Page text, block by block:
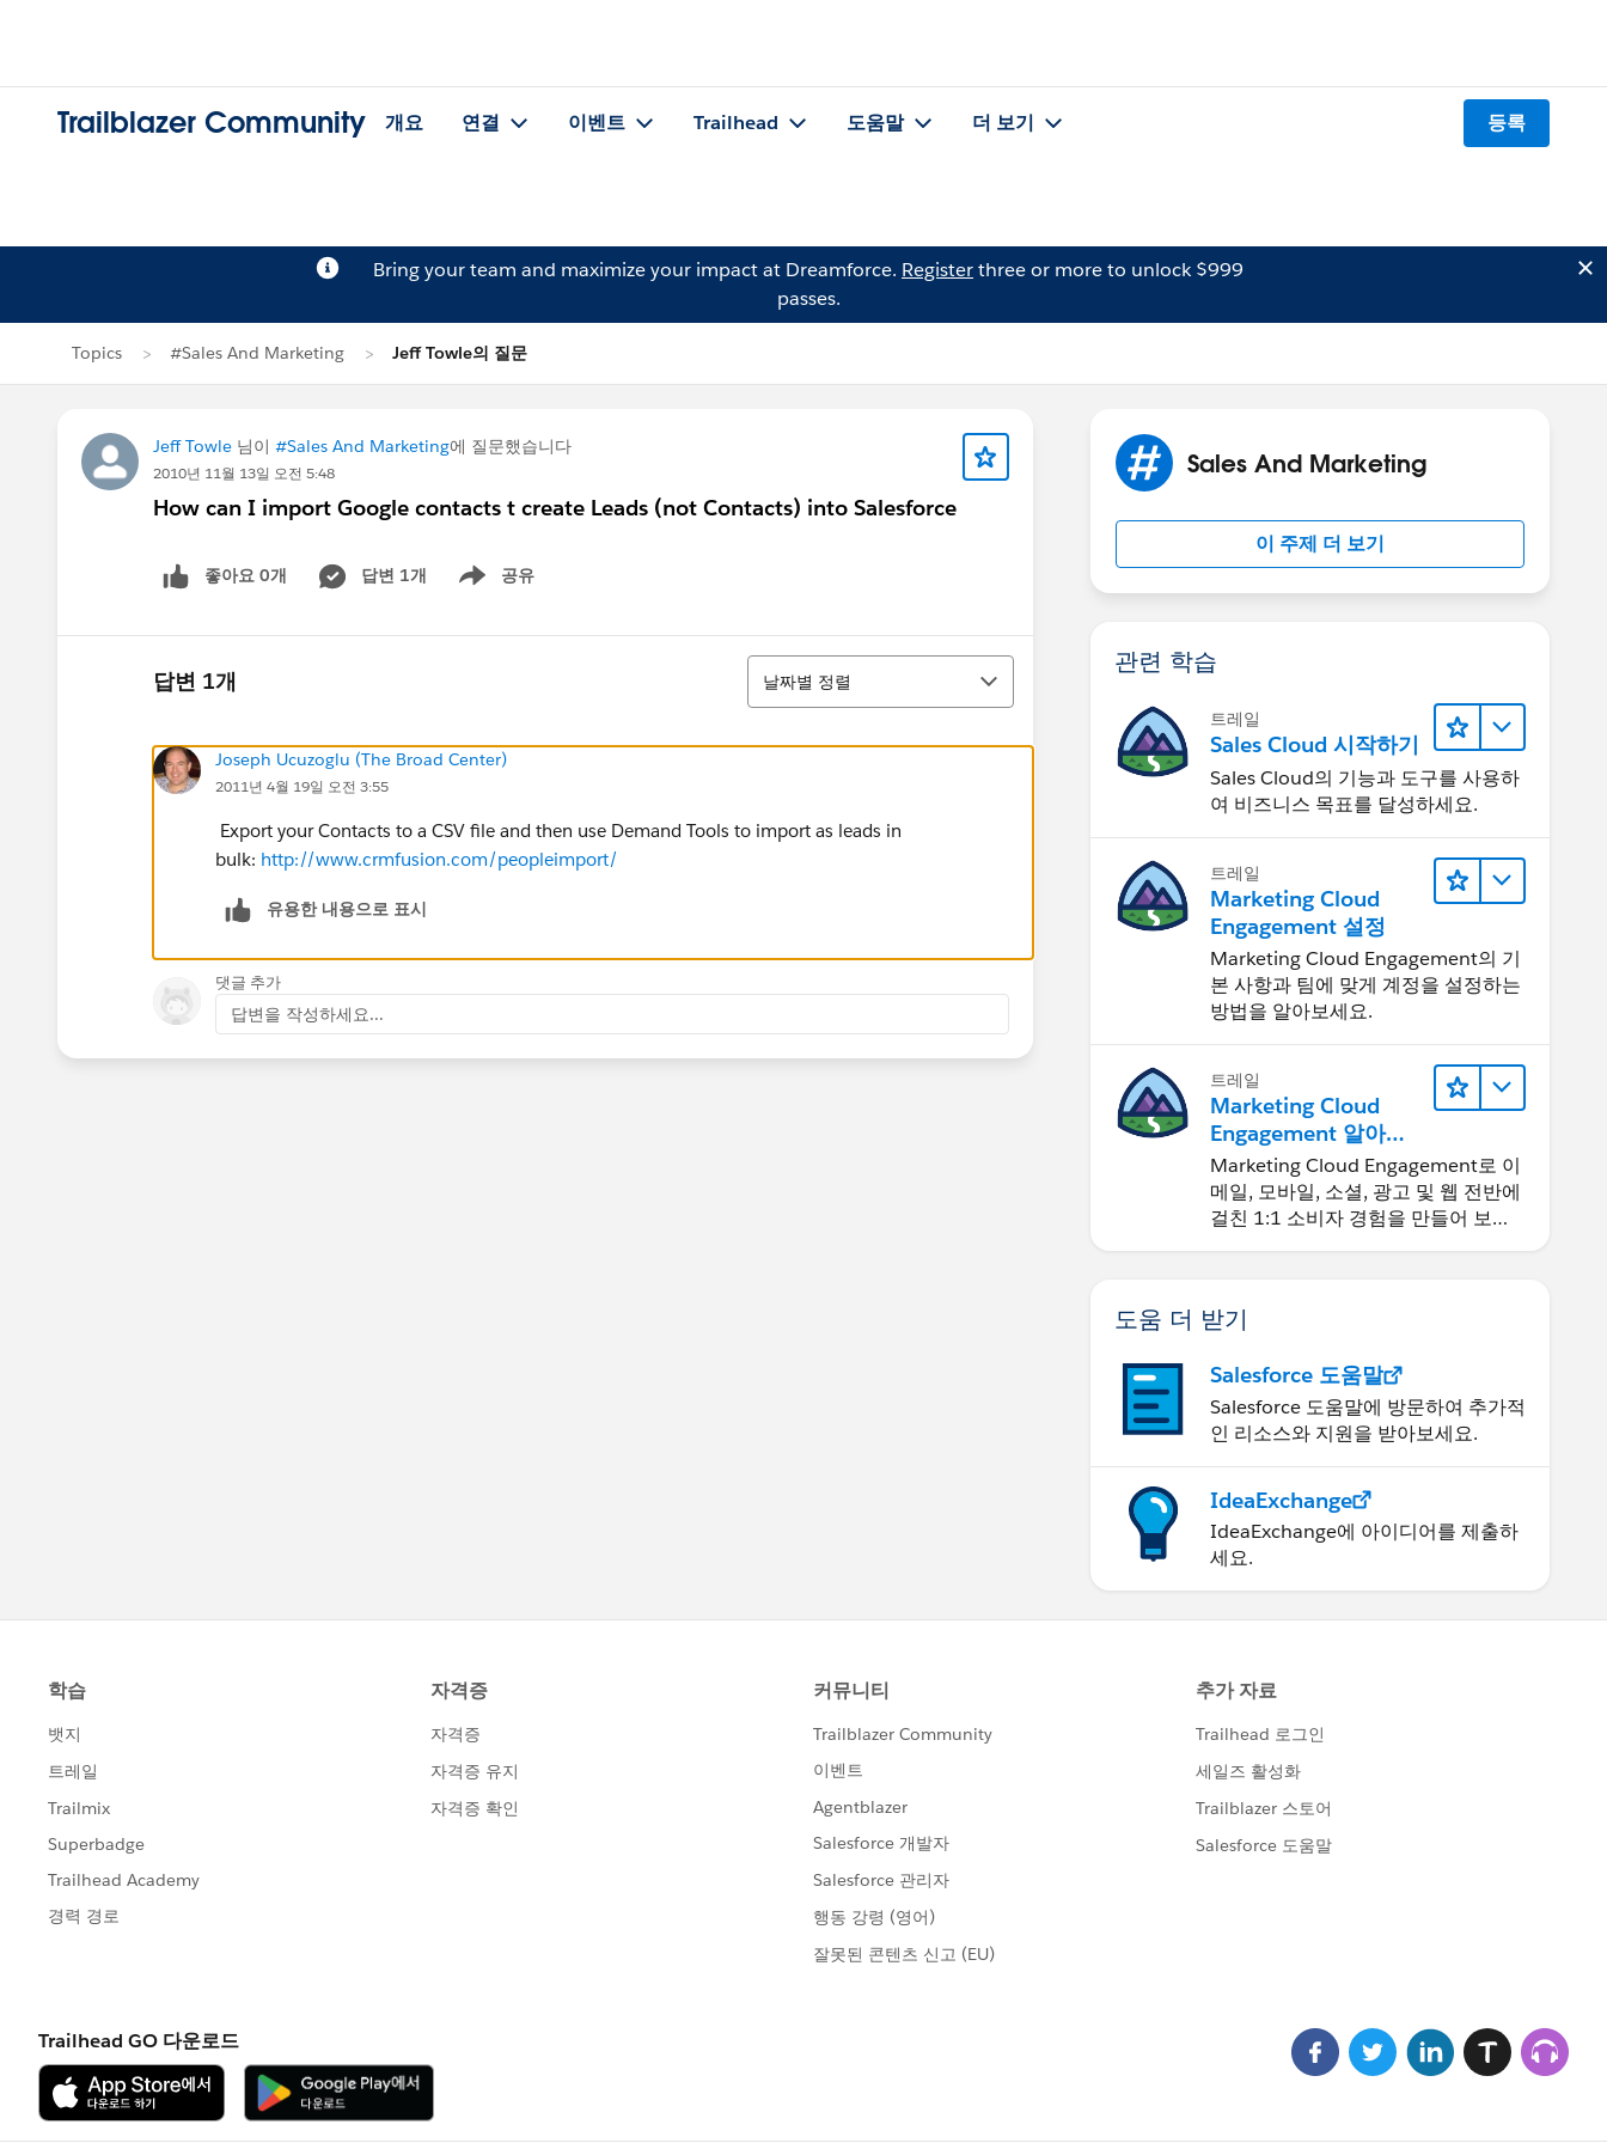
Trailblazer Community 개요 연결 이벤트 Trailhead 도움말 더 보기 등록
Bring your team and maximize your impact at Dreamforce. Registerthree or more to unlock $999
passes.
Topics #Sales And Marketing Jeff Towle의 질문
Jeff Towle 님이 #Sales And Marketing에 질문했습니다
2010년 11월 13일 오전 5:48
How can I import Google contacts t create Leads (not Contacts) into Salesforce
좋아요 0개 답변 1개 공유
Show menu
답변 1개
정렬
날짜별 정렬
Joseph Ucuzoglu (The Broad Center)
2011년 4월 19일 오전 3:55
Export your Contacts to a CSV file and then use Demand Tools to import as leads in
bulk: http://www.crmfusion.com/peopleimport/
유용한 내용으로 표시
댓글 추가
답변을 작성하세요...
Sales And Marketing
이 주제 더 보기
관련 학습
트레일
Sales Cloud 시작하기
Sales Cloud의 기능과 도구를 사용하
여 비즈니스 목표를 달성하세요.
트레일
Marketing Cloud
Engagement 설정
Marketing Cloud Engagement의 기
본 사항과 팀에 맞게 계정을 설정하는
방법을 알아보세요.
트레일
Marketing Cloud
Engagement 알아보
기
Marketing Cloud Engagement로 이
메일, 모바일, 소셜, 광고 및 웹 전반에
걸친 1:1 소비자 경험을 만들어 보세
도움 더 받기
Salesforce 도움말
Salesforce 도움말에 방문하여 추가적
인 리소스와 지원을 받아보세요.
IdeaExchange
IdeaExchange에 아이디어를 제출하
세요.